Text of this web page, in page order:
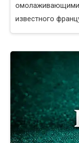
омолаживающими
известного